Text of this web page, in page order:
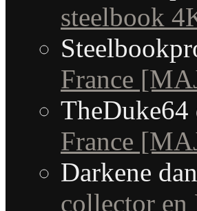
steelbook
France
TheDuke64
France
Darkene
collector